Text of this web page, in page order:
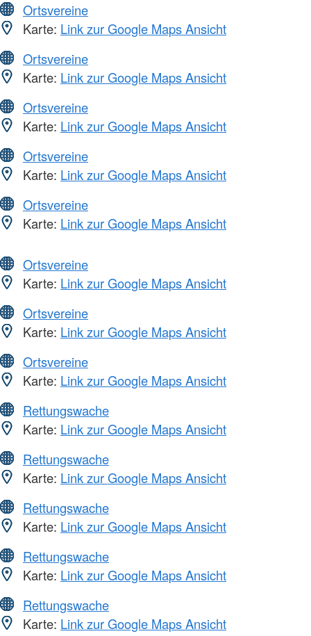
Ortsvereine
Karte: Link zur Google Maps Ansicht
Ortsvereine
Karte: Link zur Google Maps Ansicht
Ortsvereine
Karte: Link zur Google Maps Ansicht
Ortsvereine
Karte: Link zur Google Maps Ansicht
Ortsvereine
Karte: Link zur Google Maps Ansicht
Ortsvereine
Karte: Link zur Google Maps Ansicht
Ortsvereine
Karte: Link zur Google Maps Ansicht
Ortsvereine
Karte: Link zur Google Maps Ansicht
Rettungswache
Karte: Link zur Google Maps Ansicht
Rettungswache
Karte: Link zur Google Maps Ansicht
Rettungswache
Karte: Link zur Google Maps Ansicht
Rettungswache
Karte: Link zur Google Maps Ansicht
Rettungswache
Karte: Link zur Google Maps Ansicht